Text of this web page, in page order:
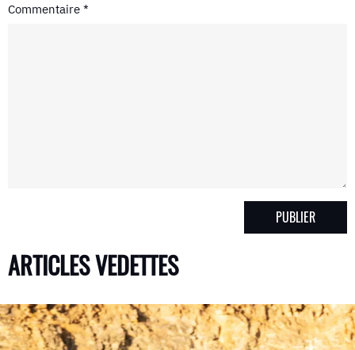
Commentaire *
ARTICLES VEDETTES